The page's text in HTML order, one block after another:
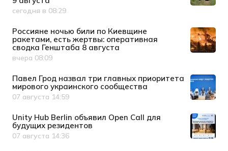
Дата публикации
сегодня в 08:29
Россияне ночью били по Киевщине
ракетами, есть жертвы: оперативная
сводка Генштаба 8 августа
Дата публикации
вчера 08:09
Павел Грод назвал три главных приоритета
мирового украинского сообщества
Дата публикации
07 августа 14:59
Unity Hub Berlin объявил Open Call для
будущих резидентов
Дата публикации
07 августа 14:36